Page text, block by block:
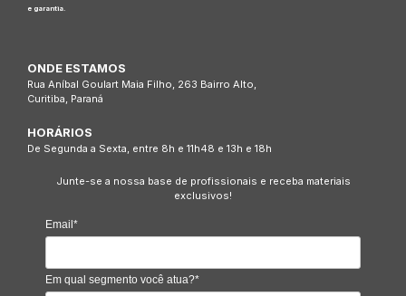
e garantia.
ONDE ESTAMOS
Rua Aníbal Goulart Maia Filho, 263 Bairro Alto,
Curitiba, Paraná
HORÁRIOS
De Segunda a Sexta, entre 8h e 11h48 e 13h e 18h
Junte-se a nossa base de profissionais e receba materiais
exclusivos!
Email*
Em qual segmento você atua?*